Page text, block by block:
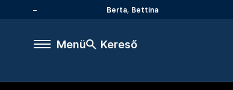
Berta, Bettina
Menü Kereső